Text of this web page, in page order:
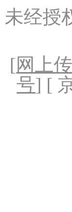
未经授
[网上
号] [